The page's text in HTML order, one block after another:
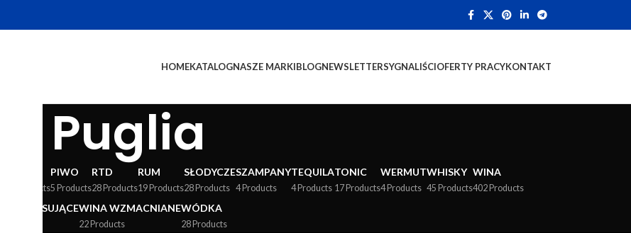
HOMEKATALOGNASZE MARKIBLOGNEWSLETTERSYGNALIŚCIOFERTY PRACYKONTAKT
Puglia
24 Products
PIWO
5 Products
RTD
28 Products
RUM
19 Products
SŁODYCZE
28 Products
SZAMPANY
4 Products
TEQUILA
4 Products
TONIC
17 Products
WERMUT
4 Products
WHISKY
45 Products
WINA
402 Products
WINA MUSUJĄCEWINA WZMACNIANE
22 Products
WÓDKA
28 Products